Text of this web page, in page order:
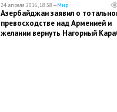
24 апреля 2016, 18:38 —Мир
Азербайджан заявил о
превосходстве над Арменией и
желании вернуть Нагорный